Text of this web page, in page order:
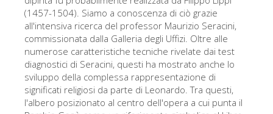
(1457-1504). Siamo a conoscenza di ciò grazie
all'intensiva ricerca del professor Maurizio Seracini,
commissionata dalla Galleria degli Uffizi. Oltre alle
numerose caratteristiche tecniche rivelate dai test
diagnostici di Seracini, questi ha mostrato anche lo
sviluppo della complessa rappresentazione di
significati religiosi da parte di Leonardo. Tra questi,
l'albero posizionato al centro dell'opera a cui punta il